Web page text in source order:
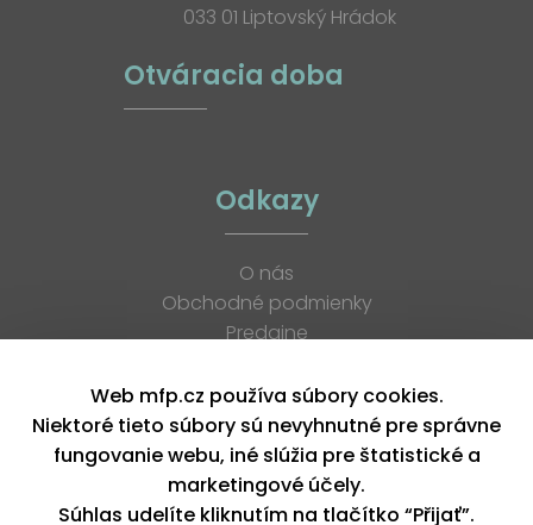
033 01 Liptovský Hrádok
Otváracia doba
Odkazy
O nás
Obchodné podmienky
Predajne
K stiahnutiu
Blog
Kontakt
Kariéra
XML feed
Web mfp.cz používa súbory cookies.
Niektoré tieto súbory sú nevyhnutné pre správne
fungovanie webu, iné slúžia pre štatistické a
marketingové účely.
Súhlas udelíte kliknutím na tlačítko “Přijať”.